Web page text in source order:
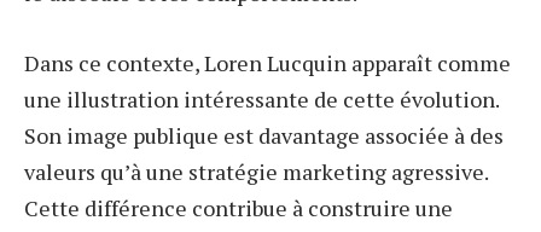
Dans ce contexte, Loren Lucquin apparaît comme
une illustration intéressante de cette évolution.
Son image publique est davantage associée à des
valeurs qu’à une stratégie marketing agressive.
Cette différence contribue à construire une